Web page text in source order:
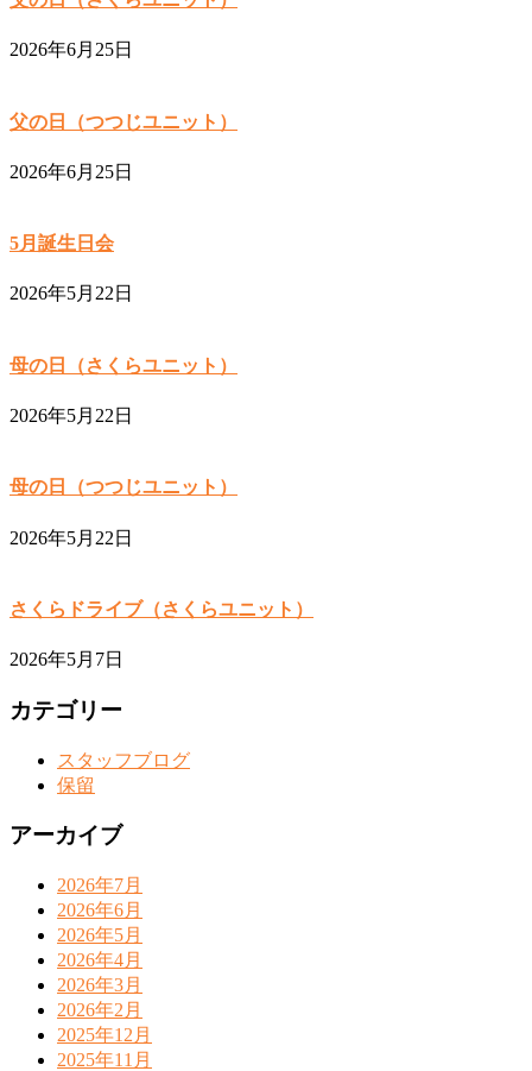
2026年6月25日
父の日（つつじユニット）
2026年6月25日
5月誕生日会
2026年5月22日
母の日（さくらユニット）
2026年5月22日
母の日（つつじユニット）
2026年5月22日
さくらドライブ（さくらユニット）
2026年5月7日
カテゴリー
スタッフブログ
保留
アーカイブ
2026年7月
2026年6月
2026年5月
2026年4月
2026年3月
2026年2月
2025年12月
2025年11月